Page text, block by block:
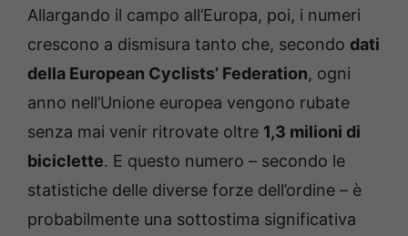
Allargando il campo all’Europa, poi, i numeri
crescono a dismisura tanto che, secondo dati
della European Cyclists’ Federation, ogni
anno nell’Unione europea vengono rubate
senza mai venir ritrovate oltre 1,3 milioni di
biciclette. E questo numero – secondo le
statistiche delle diverse forze dell’ordine – è
probabilmente una sottostima significativa